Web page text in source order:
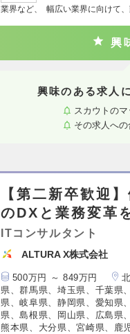
業界など、 幅広い業界に向けて
興
興味のある求人
スカウトの
その求人へ
【第二新卒歓迎
のDXと業務変革
ITコンサルタント
ALTURA X株式会社
500万円 ～ 849万円
県、群馬県、埼玉県、千葉県
県、岐阜県、静岡県、愛知県
県、島根県、岡山県、広島県
熊本県、大分県、宮崎県、鹿